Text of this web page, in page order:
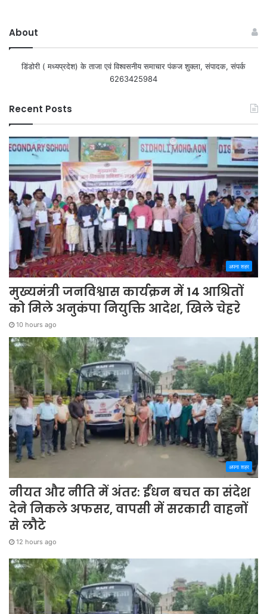
About
डिंडोरी ( मध्यप्रदेश) के ताजा एवं विश्वसनीय समाचार पंकज शुक्ला, संपादक, संपर्क
6263425984
Recent Posts
अपना शहर
मुख्यमंत्री जनविश्वास कार्यक्रम में 14 आश्रितों
को मिले अनुकंपा नियुक्ति आदेश, खिले चेहरे
10 hours ago
अपना शहर
नीयत और नीति में अंतर: ईंधन बचत का संदेश
देने निकले अफसर, वापसी में सरकारी वाहनों
से लौटे
12 hours ago